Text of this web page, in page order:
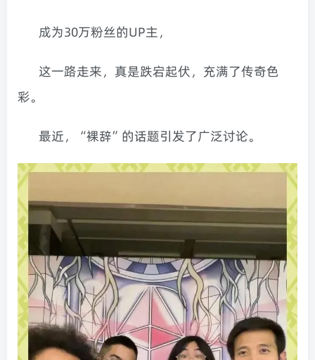
成为30万粉丝的UP主，
这一路走来，真是跌宕起伏，充满了传奇色
彩。
最近，“裸辞”的话题引发了广泛讨论。